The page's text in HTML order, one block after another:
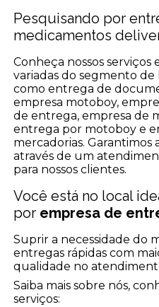
Pesquisando por
medicamentos
Conheça nossos
variadas do segmento de
como entrega de
empresa motoboy,
de entrega, empresa de
entrega por motoboy e
mercadorias. Garantimos
através de um
para nossos clientes.
Você está no local
por empresa de
Suprir a necessidade do
entregas rápidas com
qualidade no
Saiba mais sobre nós,
serviços: